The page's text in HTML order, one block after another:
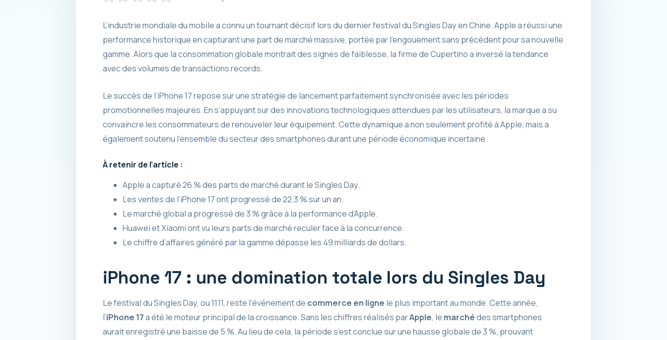
L’industrie mondiale du mobile a connu un tournant décisif lors du dernier festival du Singles Day en Chine. Apple a réussi une
performance historique en capturant une part de marché massive, portée par l’engouement sans précédent pour sa nouvelle
gamme. Alors que la consommation globale montrait des signes de faiblesse, la firme de Cupertino a inversé la tendance
avec des volumes de transactions records.
Le succès de l’iPhone 17 repose sur une stratégie de lancement parfaitement synchronisée avec les périodes
promotionnelles majeures. En s’appuyant sur des innovations technologiques attendues par les utilisateurs, la marque a su
convaincre les consommateurs de renouveler leur équipement. Cette dynamique a non seulement profité à Apple, mais a
également soutenu l’ensemble du secteur des smartphones durant une période économique incertaine.
À retenir de l’article :
Apple a capturé 26 % des parts de marché durant le Singles Day.
Les ventes de l’iPhone 17 ont progressé de 22,3 % sur un an.
Le marché global a progressé de 3 % grâce à la performance d’Apple.
Huawei et Xiaomi ont vu leurs parts de marché reculer face à la concurrence.
Le chiffre d’affaires généré par la gamme dépasse les 49 milliards de dollars.
iPhone 17 : une domination totale lors du Singles Day
Le festival du Singles Day, ou 11.11, reste l’événement de commerce en ligne le plus important au monde. Cette année,
l’iPhone 17a été le moteur principal de la croissance. Sans les chiffres réalisés parApple, le marchédes smartphones
aurait enregistré une baisse de 5 %. Au lieu de cela, la période s’est conclue sur une hausse globale de 3 %, prouvant